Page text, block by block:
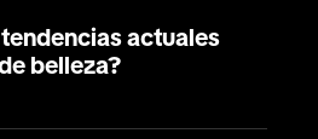
actuales
belleza?